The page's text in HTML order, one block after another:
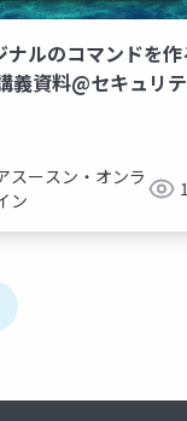
ナルのコマンドを作
義資料@セキュリテ
スースン・オンラ
ン